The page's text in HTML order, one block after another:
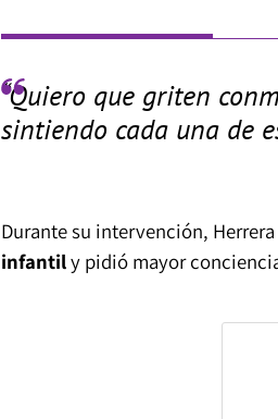
“Quiero que griten
sintiendo cada una de
Durante su intervención,
infantily pidió mayor